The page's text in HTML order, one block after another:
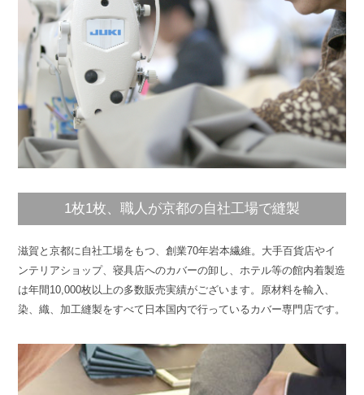
1枚1枚、職人が京都の自社工場で縫製
滋賀と京都に自社工場をもつ、創業70年岩本繊維。大手百貨店やイ
ンテリアショップ、寝具店へのカバーの卸し、ホテル等の館内着製造
は年間10,000枚以上の多数販売実績がございます。原材料を輸入、
染、織、加工縫製をすべて日本国内で行っているカバー専門店です。